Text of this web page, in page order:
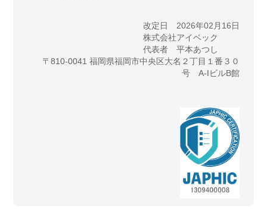
改定日 2026年02月16日
株式会社アイベック
代表者 平本あつし
〒810-0041 福岡県福岡市中央区大名２丁目１番３０
号 A-IビルB館